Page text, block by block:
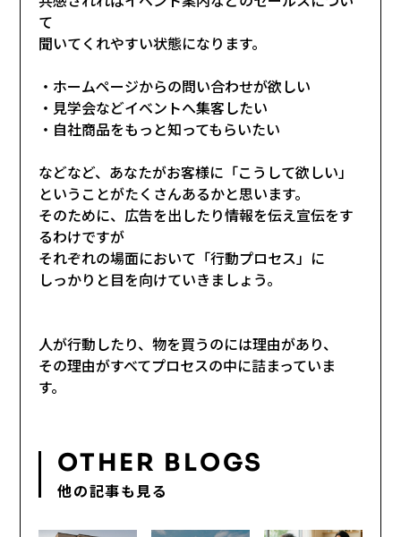
て
聞いてくれやすい状態になります。
・ホームページからの問い合わせが欲しい
・見学会などイベントへ集客したい
・自社商品をもっと知ってもらいたい
などなど、あなたがお客様に「こうして欲しい」
ということがたくさんあるかと思います。
そのために、広告を出したり情報を伝え宣伝をす
るわけですが
それぞれの場面において「行動プロセス」に
しっかりと目を向けていきましょう。
人が行動したり、物を買うのには理由があり、
その理由がすべてプロセスの中に詰まっていま
す。
OTHER BLOGS
他の記事も見る